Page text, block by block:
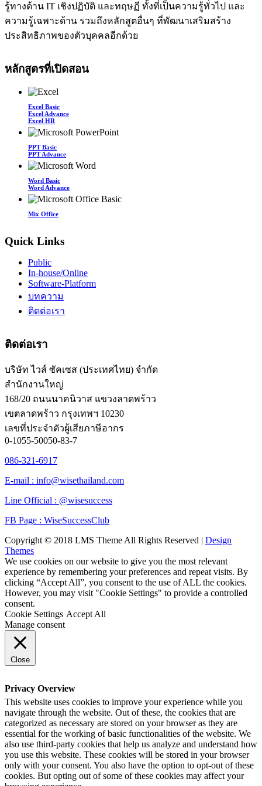
รู้ทางด้าน IT เชิงปฏิบัติ และทฤษฏี ทั้งที่เป็นความรู้ทั่วไป และ
ความรู้เฉพาะด้าน รวมถึงหลักสูตอื่นๆ ที่พัฒนาเสริมสร้าง
ประสิทธิภาพของตัวบุคคลอีกด้วย
หลักสูตรที่เปิดสอน
Excel Basic
Excel Advance
Excel HR
PPT Basic
PPT Advance
Word Basic
Word Advance
Mix Office
Quick Links
Public
In-house/Online
Software-Platform
บทความ
ติดต่อเรา
ติดต่อเรา
บริษัท ไวส์ ซัคเซส (ประเทศไทย) จำกัด
สำนักงานใหญ่
168/20 ถนนนาคนิวาส แขวงลาดพร้าว
เขตลาดพร้าว กรุงเทพฯ 10230
เลขที่ประจำตัวผู้เสียภาษีอากร
0-1055-50050-83-7
086-321-6917
E-mail : info@wisethailand.com
Line Official : @wisesuccess
FB Page : WiseSuccessClub
Copyright © 2018 LMS Theme All Rights Reserved | Design
Themes
We use cookies on our website to give you the most relevant
experience by remembering your preferences and repeat visits. By
clicking “Accept All”, you consent to the use of ALL the cookies.
However, you may visit "Cookie Settings" to provide a controlled
consent.
Cookie Settings Accept All
Manage consent
Close
Privacy Overview
This website uses cookies to improve your experience while you
navigate through the website. Out of these, the cookies that are
categorized as necessary are stored on your browser as they are
essential for the working of basic functionalities of the website. We
also use third-party cookies that help us analyze and understand how
you use this website. These cookies will be stored in your browser
only with your consent. You also have the option to opt-out of these
cookies. But opting out of some of these cookies may affect your